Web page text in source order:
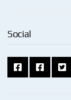
Social